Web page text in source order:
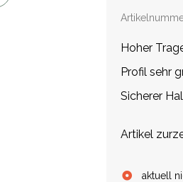
Hoher
Profil sehr
Sicherer
Artikel
aktuell